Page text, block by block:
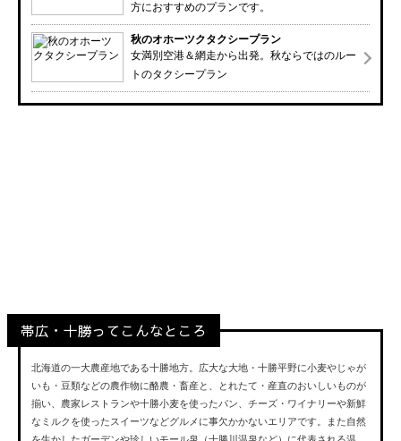
方におすすめのプランです。
秋のオホーツクタクシープラン
女満別空港＆網走から出発。秋ならではのルー
トのタクシープラン
帯広・十勝ってこんなところ
北海道の一大農産地である十勝地方。広大な大地・十勝平野に小麦やじゃが
いも・豆類などの農作物に酪農・畜産と、とれたて・産直のおいしいものが
揃い、農家レストランや十勝小麦を使ったパン、チーズ・ワイナリーや新鮮
なミルクを使ったスイーツなどグルメに事欠かかないエリアです。また自然